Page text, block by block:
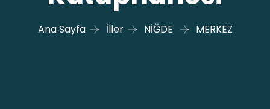
Ana Sayfa İller NİĞDE MERKEZ